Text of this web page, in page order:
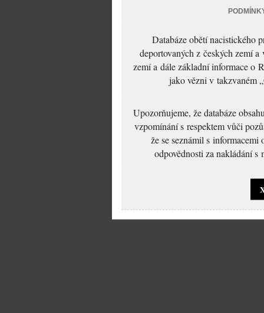
Databáze obětí nacistického
deportovaných z českých zemí
zemí a dále základní informace o
jako vězni v takzvaném
Upozorňujeme, že databáze
vzpomínání s respektem vůči
že se seznámil s
odpovědnosti za nakládání